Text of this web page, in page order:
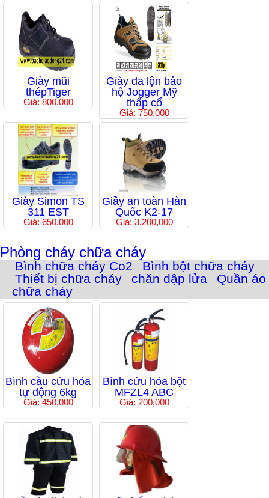
Giày mũi
thépTiger
Giá: 800,000
Giày da lộn bảo
hộ Jogger Mỹ
thấp cổ
Giá: 750,000
Giày Simon TS
311 EST
Giá: 650,000
Giầy an toàn Hàn
Quốc K2-17
Giá: 3,200,000
Phòng cháy chữa cháy
Bình chữa cháy Co2
Bình bột chữa cháy
Thiết bị chữa cháy
chăn dập lửa
Quần áo
chữa cháy
Bình cầu cứu hỏa
tự động 6kg
Giá: 450,000
Bình cứu hỏa bột
MFZL4 ABC
Giá: 200,000